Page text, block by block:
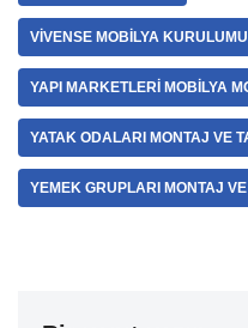
VIVENSE MOBILYA
YAPI MARKETLERI MOBILYA
YATAK ODALARI MONTAJ VE
YEMEK GRUPLARI MONTAJ